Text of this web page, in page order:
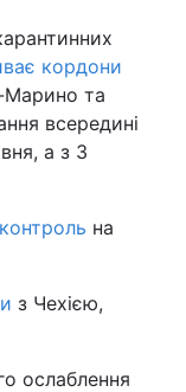
кордони
та
всередині
а з 3
на
з Чехією,
ослаблення